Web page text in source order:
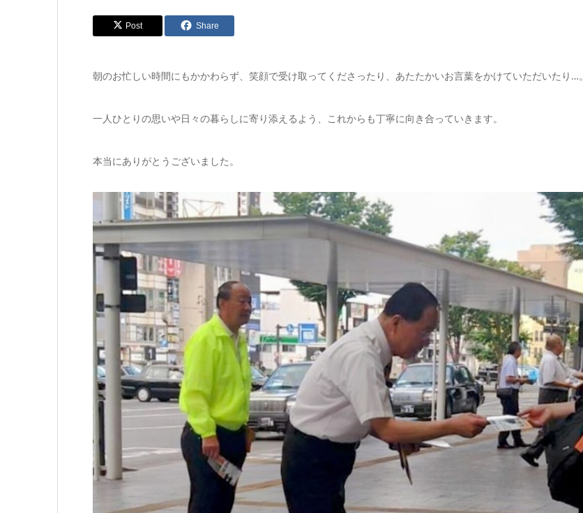
Post Share
朝のお忙しい時間にもかかわらず、笑顔で受け取ってくださったり、あたたかいお言葉をかけていただいたり…。
一人ひとりの思いや日々の暮らしに寄り添えるよう、これからも丁寧に向き合っていきます。
本当にありがとうございました。